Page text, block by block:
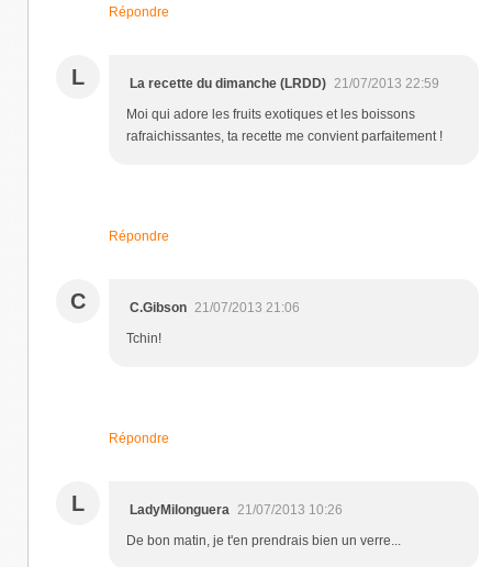
Répondre
L La recette du dimanche (LRDD) 21/07/2013 22:59
Moi qui adore les fruits exotiques et les boissons
rafraichissantes, ta recette me convient parfaitement !
Répondre
C C.Gibson 21/07/2013 21:06
Tchin!
Répondre
L LadyMilonguera
21/07/2013 10:26
De bon matin, je t'en prendrais bien un verre...